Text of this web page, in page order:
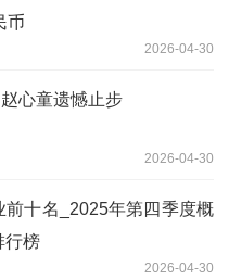
币
2026-04-30
心童遗憾止步
2026-04-30
前十名_2025年第四季度概
行榜
2026-04-30